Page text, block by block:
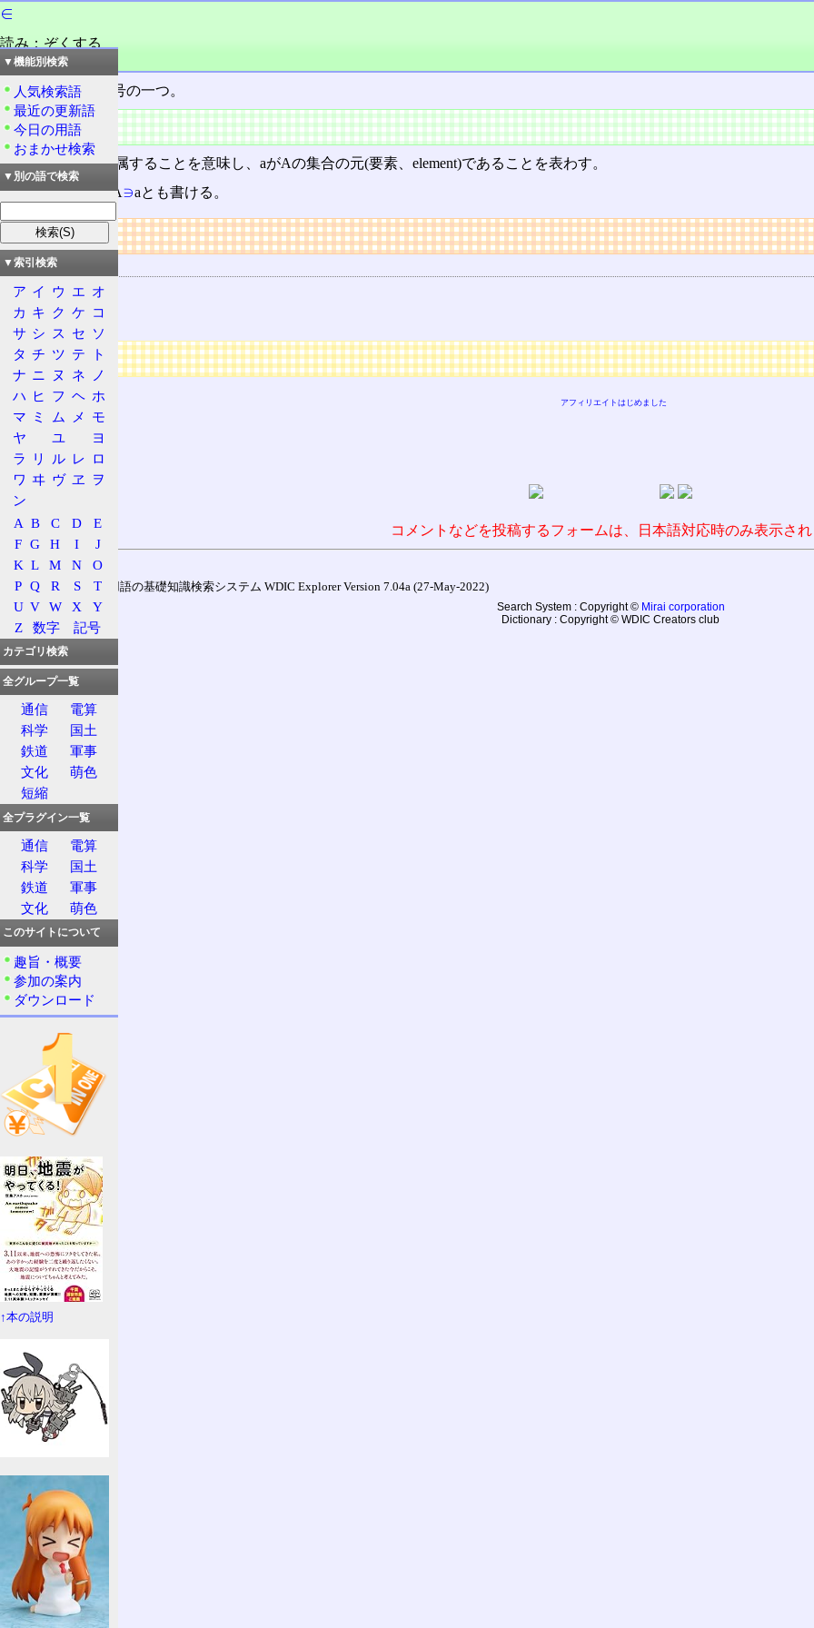
∈
読み：ぞくする
品詞：慣用単漢字
集合を表わす記号の一つ。
用途
a∈Aで、aはAに属することを意味し、aがAの集合の元(要素、element)であることを表わす。
また、この式はA∋aとも書ける。
リンク
関連する用語
集合
∋
広告
アフィリエイトはじめました
コメントなどを投稿するフォームは、日本語対応時のみ表示さ
通信用語の基礎知識検索システム WDIC Explorer Version 7.04a (27-May-2022)
Search System : Copyright © Mirai corporation
Dictionary : Copyright © WDIC Creators club
▼機能別検索
人気検索語
最近の更新語
今日の用語
おまかせ検索
▼別の語で検索
▼索引検索
ア イ ウ エ オ
カ キ ク ケ コ
サ シ ス セ ソ
タ チ ツ テ
ト
ナ ニ ヌ ネ
ノ
ハ ヒ フ ヘ ホ
マ ミ ム メ
モ
ヤ
ユ
ヨ
ラ
リ ル レ ロ
ワ ヰ ヴ ヱ
ヲ
ン
A B C D
E
F G H I
J
K L M N
O
P Q R S
T
U V W X
Y
Z
数字 記号
カテゴリ検索
全グループ一覧
通信
電算
科学
国土
鉄道
軍事
文化
萌色
短縮
全プラグイン一覧
通信
電算
科学
国土
鉄道
軍事
文化
萌色
このサイトについて
趣旨・概要
参加の案内
ダウンロード
↑本の説明